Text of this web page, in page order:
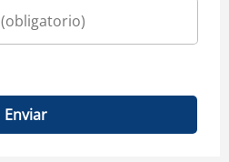
Enviar